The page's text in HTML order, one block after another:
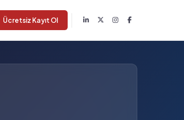
Ücretsiz Kayıt Ol